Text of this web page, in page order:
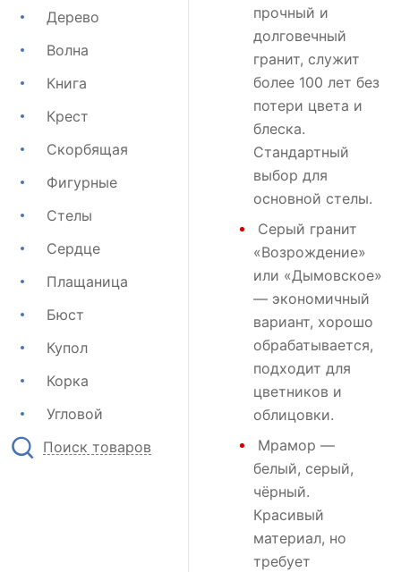
Дерево
Волна
Книга
Крест
Скорбящая
Фигурные
Стелы
Сердце
Плащаница
Бюст
Купол
Корка
Угловой
Поиск товаров
прочный и
долговечный
гранит, служит
более 100 лет без
потери цвета и
блеска.
Стандартный
выбор для
основной стелы.
Серый гранит
«Возрождение»
или «Дымовское»
— экономичный
вариант, хорошо
обрабатывается,
подходит для
цветников и
облицовки.
Мрамор —
белый, серый,
чёрный.
Красивый
материал, но
требует